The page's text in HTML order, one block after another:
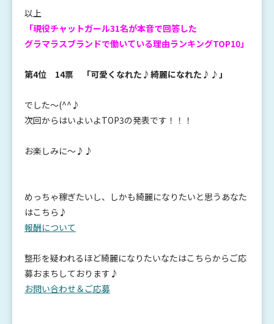
以上
「現役チャットガール31名が本音で回答した
グラマラスブランドで働いている理由ランキングTOP10」
第4位 14票 「可愛くなれた♪綺麗になれた♪♪」
でした～(^^♪
次回からはいよいよTOP3の発表です！！！
お楽しみに～♪♪
めっちゃ稼ぎたいし、しかも綺麗になりたいと思うあなた
はこちら♪
報酬について
整形を疑われるほど綺麗になりたいなたはこちらからご応
募おまちしております♪
お問い合わせ＆ご応募